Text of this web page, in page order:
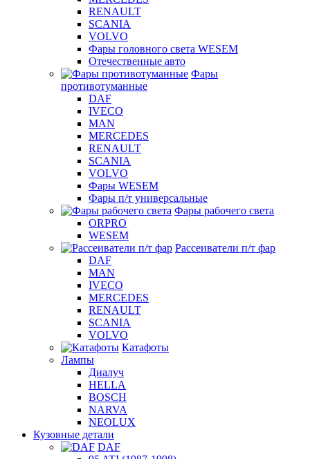
RENAULT
SCANIA
VOLVO
Фары головного света WESEM
Отечественные авто
Фары
противотуманные
DAF
IVECO
MAN
MERCEDES
RENAULT
SCANIA
VOLVO
Фары WESEM
Фары п/т универсальные
Фары рабочего света
ORPRO
WESEM
Рассеиватели п/т фар
DAF
MAN
IVECO
MERCEDES
RENAULT
SCANIA
VOLVO
Катафоты
Лампы
Диалуч
HELLA
BOSCH
NARVA
NEOLUX
Кузовные детали
DAF